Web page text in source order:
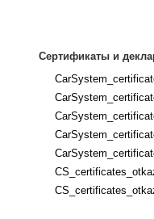
Сертификаты и